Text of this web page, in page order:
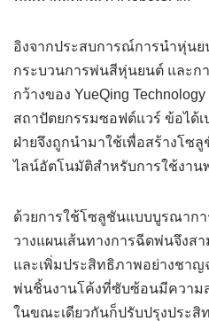
อิงจากประสบการณ์การนำหุ่นย
กระบวนการพ่นสีหุ่นยนต์ และก
กว้างของ YueQing
สถาปัตยกรรมซอฟต์แวร์ ข้อได้
ฝ่ายจึงถูกนำมาใช้เพื่อสร้างโซ
ไลน์อัตโนมัติสำหรับการใช้งาน
ด้วยการใช้โซลูชันแบบบูรณากา
วางแผนเส้นทางการฉีดพ่นจึงส
และเพิ่มประสิทธิภาพอย่างชา
พ่นชิ้นงานโค้งที่ซับซ้อนมีความ
ในขณะเดียวกันก็ปรับปรุงประสิ